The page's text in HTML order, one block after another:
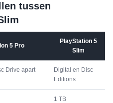
tussen
5 Pro
PlayStation 5
Slim
Drive apart
Digital en Disc
Editions
1 TB